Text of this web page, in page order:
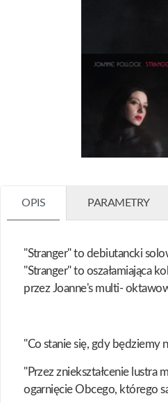
OPIS PARAMETRY
"Stranger" to debiutancki
"Stranger" to oszałamiająca
przez Joanne's multi-
"Co stanie się, gdy będziemy
"Przez zniekształcenie lustra
ogarnięcie Obcego, którego